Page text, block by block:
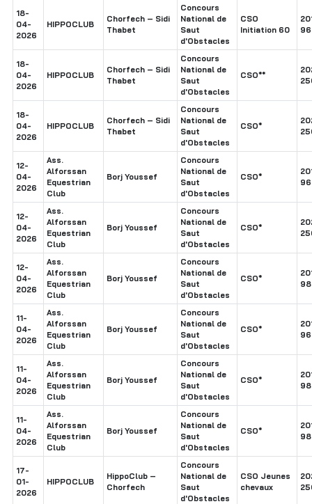
18-
04-
2026
HIPPOCLUB
Chorfech – Sidi
Thabet
Concours
National de
Saut
d'Obstacles
CSO
Initiation 60
18-
04-
2026
HIPPOCLUB
Chorfech – Sidi
Thabet
Concours
National de
Saut
d'Obstacles
CSO**
18-
04-
2026
HIPPOCLUB
Chorfech – Sidi
Thabet
Concours
National de
Saut
d'Obstacles
CSO*
12-
04-
2026
Ass.
Alforssan
Equestrian
Club
Borj Youssef
Concours
National de
Saut
d'Obstacles
CSO*
12-
04-
2026
Ass.
Alforssan
Equestrian
Club
Borj Youssef
Concours
National de
Saut
d'Obstacles
CSO*
12-
04-
2026
Ass.
Alforssan
Equestrian
Club
Borj Youssef
Concours
National de
Saut
d'Obstacles
CSO*
11-
04-
2026
Ass.
Alforssan
Equestrian
Club
Borj Youssef
Concours
National de
Saut
d'Obstacles
CSO*
11-
04-
2026
Ass.
Alforssan
Equestrian
Club
Borj Youssef
Concours
National de
Saut
d'Obstacles
CSO*
11-
04-
2026
Ass.
Alforssan
Equestrian
Club
Borj Youssef
Concours
National de
Saut
d'Obstacles
CSO*
17-
01-
2026
HIPPOCLUB
HippoClub –
Chorfech
Concours
National de
Saut
d'Obstacles
CSO Jeunes
chevaux